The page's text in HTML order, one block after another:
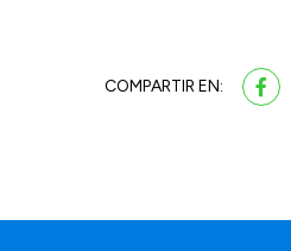
COMPARTIR EN: